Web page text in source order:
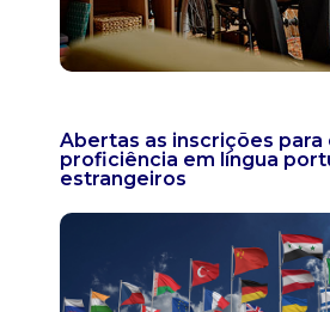
Abertas as inscrições para
proficiência em língua
estrangeiros